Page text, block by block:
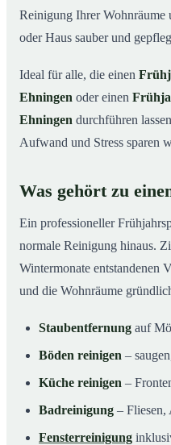
Reinigung Ihrer Wohnräume
oder Haus sauber und
Ideal für alle, die einen
Ehningen oder einen
Ehningen durchführen
Aufwand und Stress sparen
Was gehört zu
Ein professioneller
normale Reinigung hinaus.
Wintermonate entstandenen
und die Wohnräume
Staubentfernung auf
Böden reinigen –
Küche reinigen –
Badreinigung – Fliesen,
Fensterreinigung